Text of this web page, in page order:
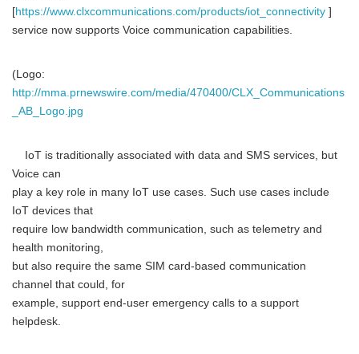
[https://www.clxcommunications.com/products/iot_connectivity ]
service now supports Voice communication capabilities.
(Logo:
http://mma.prnewswire.com/media/470400/CLX_Communications
_AB_Logo.jpg
IoT is traditionally associated with data and SMS services, but
Voice can
play a key role in many IoT use cases. Such use cases include
IoT devices that
require low bandwidth communication, such as telemetry and
health monitoring,
but also require the same SIM card-based communication
channel that could, for
example, support end-user emergency calls to a support
helpdesk.